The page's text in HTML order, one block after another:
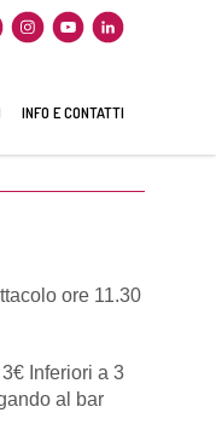
INFO E CONTATTI
ore 11.30
Inferiori a 3
al bar